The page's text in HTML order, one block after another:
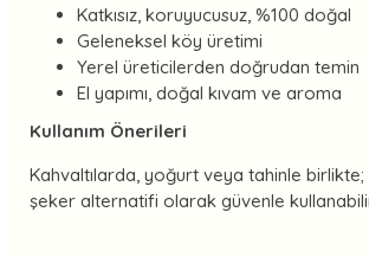
Katkısız, koruyucusuz, %100 doğal
Geleneksel köy üretimi
Yerel üreticilerden doğrudan temin
El yapımı, doğal kıvam ve aroma
Kullanım Önerileri
Kahvaltılarda, yoğurt veya tahinle
şeker alternatifi olarak güvenle